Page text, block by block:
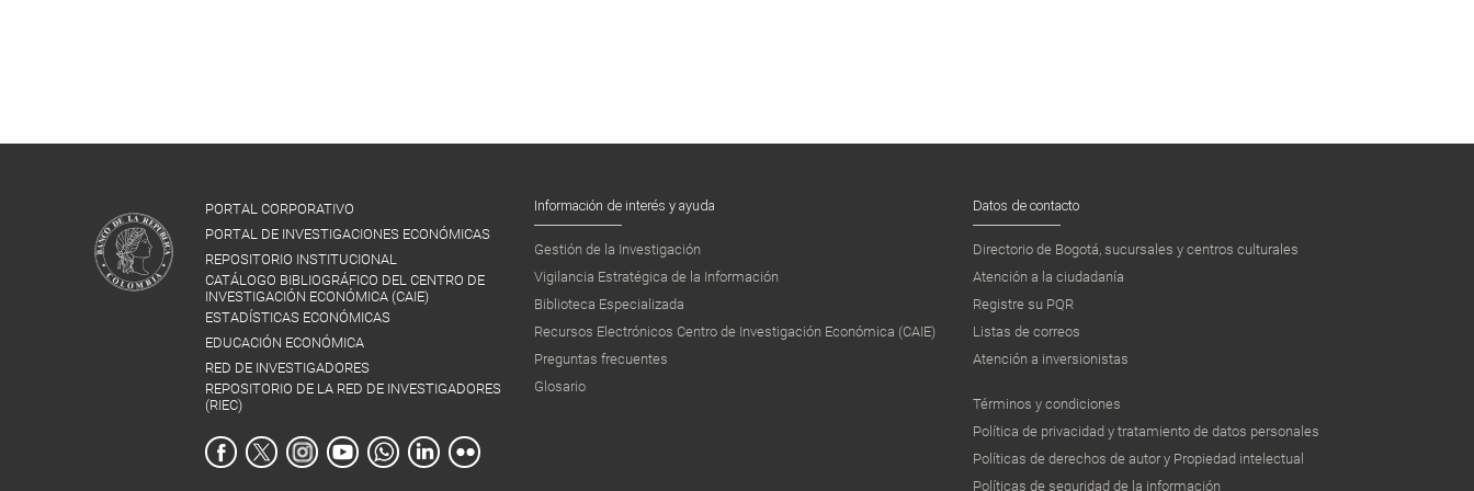
PORTAL CORPORATIVO
PORTAL DE INVESTIGACIONES ECONÓMICAS
REPOSITORIO INSTITUCIONAL
CATÁLOGO BIBLIOGRÁFICO DEL CENTRO DE
INVESTIGACIÓN ECONÓMICA (CAIE)
ESTADÍSTICAS ECONÓMICAS
EDUCACIÓN ECONÓMICA
RED DE INVESTIGADORES
REPOSITORIO DE LA RED DE INVESTIGADORES
(RIEC)
Información de interés y ayuda
Gestión de la Investigación
Vigilancia Estratégica de la Información
Biblioteca Especializada
Recursos Electrónicos Centro de Investigación Económica (CAIE)
Preguntas frecuentes
Glosario
Datos de contacto
Directorio de Bogotá, sucursales y centros culturales
Atención a la ciudadanía
Registre su PQR
Listas de correos
Atención a inversionistas
Términos y condiciones
Política de privacidad y tratamiento de datos personales
Políticas de derechos de autor y Propiedad intelectual
Políticas de seguridad de la información